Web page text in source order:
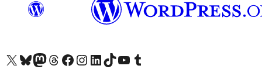
Odwiedź nasze konto X (dawniej Twitter)
Odwiedź nasze konto Bluesky
Odwiedź nasze konto na Mastodoncie
Odwiedź naszego Threadsa
Odwiedź naszego Facebooka
Odwiedź nasze konto na Instagramie
Odwiedź nasze konto na LinkedIn
Odwiedź naszego TikToka
Odwiedź nasz kanał YouTube
Odwiedź naszego Tumblra